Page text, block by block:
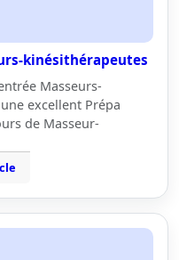
kinésithérapeutes
Masseurs-
excellent Prépa
de Masseur-